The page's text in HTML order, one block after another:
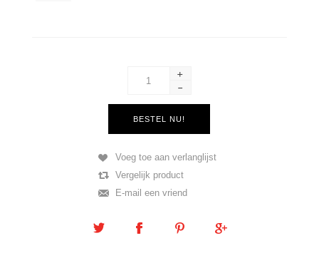
+
-